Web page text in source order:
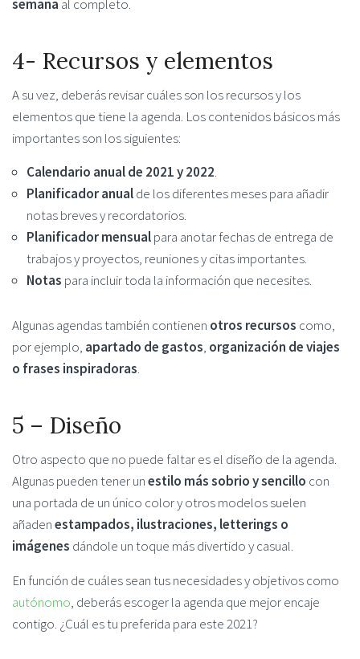
semana al completo.
4- Recursos y elementos
A su vez, deberás revisar cuáles son los recursos y los
elementos que tiene la agenda. Los contenidos básicos más
importantes son los siguientes:
Calendario anualde 2021 y 2022.
Planificador anualde los diferentes meses para añadir
notas breves y recordatorios.
Planificador mensualpara anotar fechas de entrega de
trabajos y proyectos, reuniones y citas importantes.
Notas para incluir toda la información que necesites.
Algunas agendas también contienen otros recursos como,
por ejemplo, apartado de gastos, organización de viajes
o frases inspiradoras.
5 – Diseño
Otro aspecto que no puede faltar es el diseño de la agenda.
Algunas pueden tener unestilo más sobrio y sencillo con
una portada de un único color y otros modelos suelen
añadenestampados, ilustraciones, letterings o
imágenes dándole un toque más divertido y casual.
En función de cuáles sean tus necesidades y objetivos como
autónomo, deberás escoger la agenda que mejor encaje
contigo. ¿Cuál es tu preferida para este 2021?